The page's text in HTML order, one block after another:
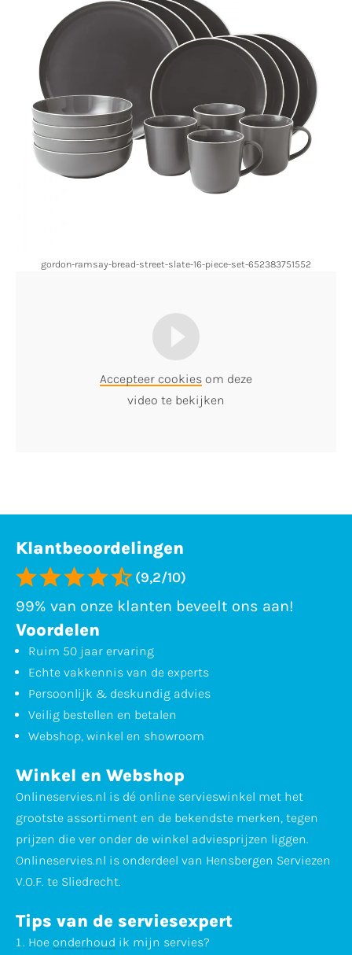
gordon-ramsay-bread-street-slate-16-piece-set-652383751552
Accepteer cookies om deze
video te bekijken
Klantbeoordelingen
(9,2/10)
99% van onze klanten beveelt ons aan!
Voordelen
Ruim 50 jaar ervaring
Echte vakkennis van de experts
Persoonlijk & deskundig advies
Veilig bestellen en betalen
Webshop, winkel en showroom
Winkel en Webshop
Onlineservies.nl is dé online servieswinkel met het
grootste assortiment en de bekendste merken, tegen
prijzen die ver onder de winkel adviesprijzen liggen.
Onlineservies.nl is onderdeel van Hensbergen Serviezen
V.O.F. te Sliedrecht.
Tips van de serviesexpert
Hoe onderhoud ik mijn servies?